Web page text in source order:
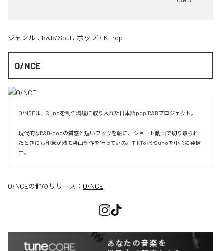
ジャンル： R&B/Soul / ポップ / K-Pop
O/NCE
O/NCEは、Sunoを制作環境に取り入れた日本語pop/R&Bプロジェクト。
現代的なR&B-popの質感と短いフックを軸に、ショート動画で切り取られ
たときにも印象が残る楽曲制作を行っている。TikTokやSunoを中心に発信
O/NCEの他のリリース： O/NCE